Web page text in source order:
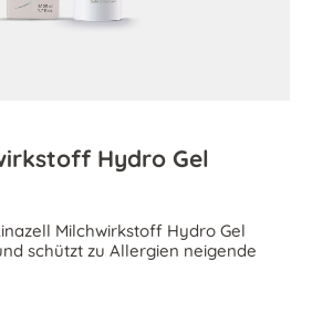
Hydro Gel
Milchwirkstoff Hydro Gel
schützt zu Allergien neigende